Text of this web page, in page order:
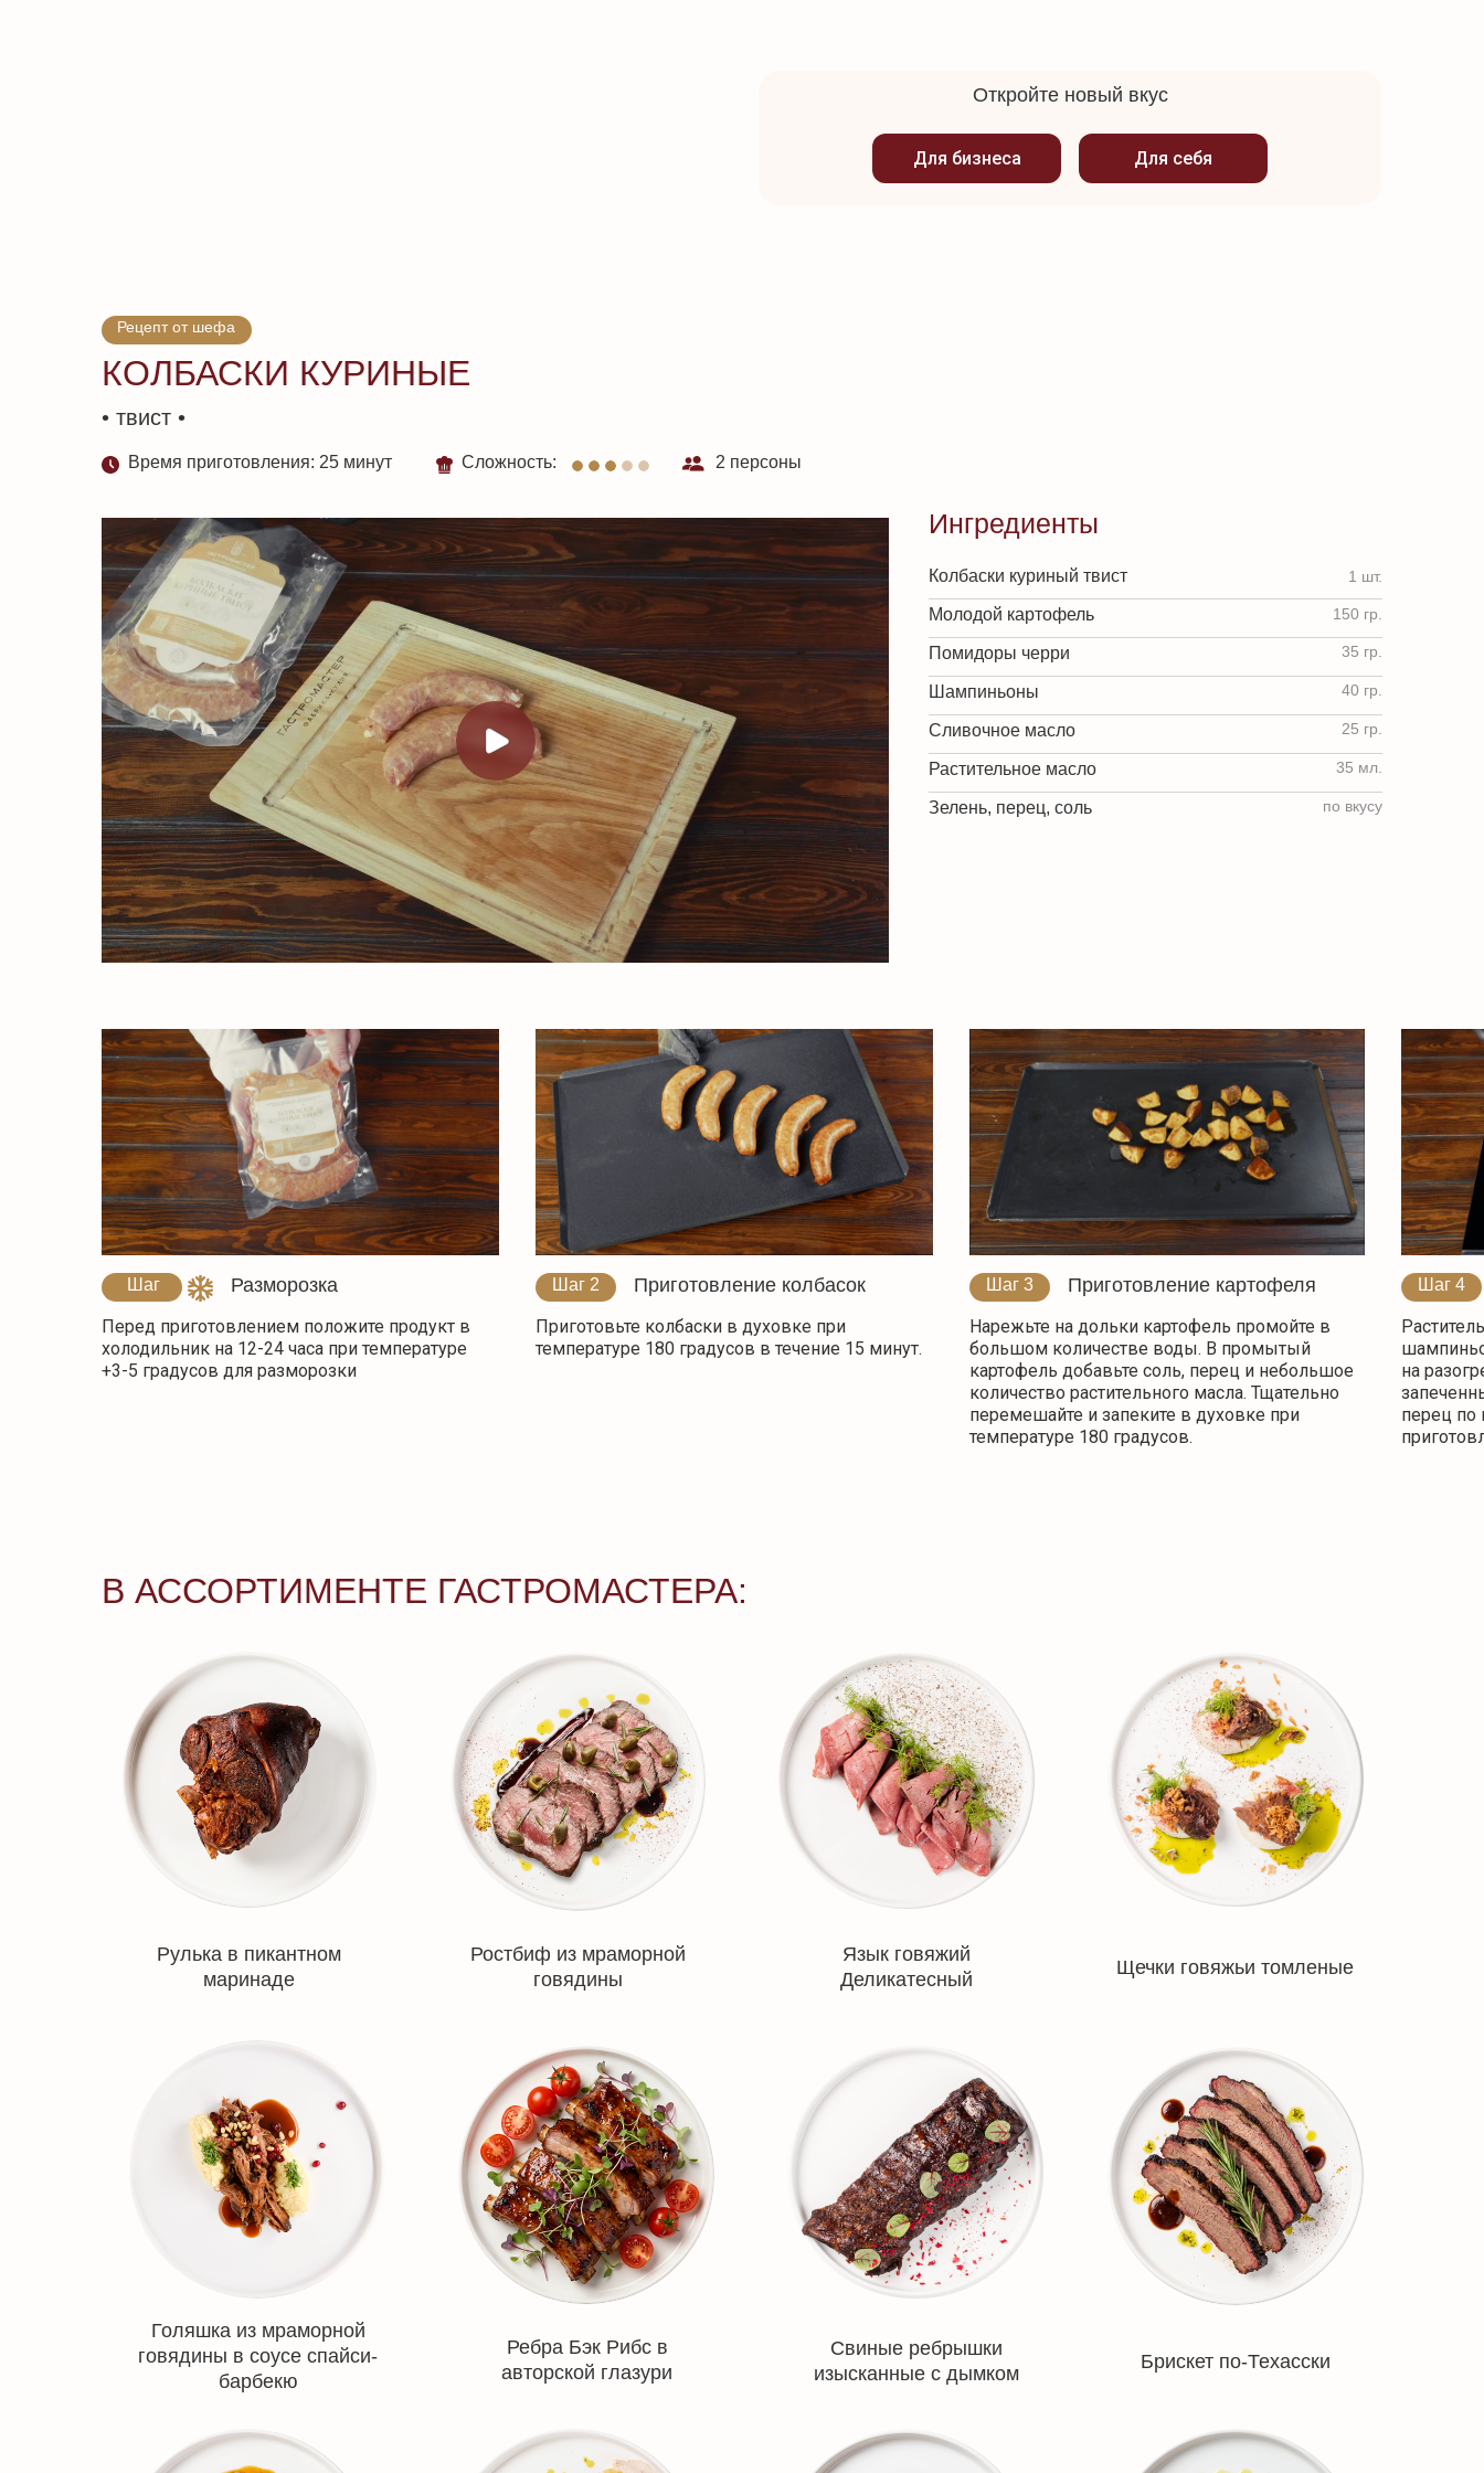
Откройте новый вкус
Для бизнеса Для себя
Рецепт от шефа
КОЛБАСКИ КУРИНЫЕ
• твист •
Время приготовления: 25 минут Сложность: 2 персоны
Ингредиенты
Колбаски куриный твист 1 шт.
Молодой картофель 150 гр.
Помидоры черри 35 гр.
Шампиньоны 40 гр.
Сливочное масло 25 гр.
Растительное масло 35 мл.
Зелень, перец, соль по вкусу
Шаг
Разморозка
Перед приготовлением положите продукт в
холодильник на 12-24 часа при температуре
+3-5 градусов для разморозки
Шаг 2 Приготовление колбасок
Приготовьте колбаски в духовке при
температуре 180 градусов в течение 15 минут.
Шаг 3 Приготовление картофеля
Нарежьте на дольки картофель промойте в
большом количестве воды. В промытый
картофель добавьте соль, перец и небольшое
количество растительного масла. Тщательно
перемешайте и запеките в духовке при
температуре 180 градусов.
Шаг 4
на
перец по
В АССОРТИМЕНТЕ ГАСТРОМАСТЕРА:
Брискет по-Техасски
Язык говяжий
Деликатесный
Ростбиф из мраморной
говядины
Рулька в пикантном
маринаде
Щечки говяжьи томленые
Ребра Бэк Рибс в
авторской глазури
Свиные ребрышки
изысканные с дымком
Голяшка из мраморной
говядины в соусе спайси-
барбекю